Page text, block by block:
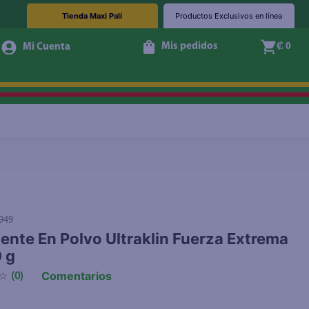
Tienda Maxi Palí Productos Exclusivos en línea
Mis pedidos ₡ 0
En Polvo Ultraklin Fuerza Extrema
g
☆ (0) Comentarios